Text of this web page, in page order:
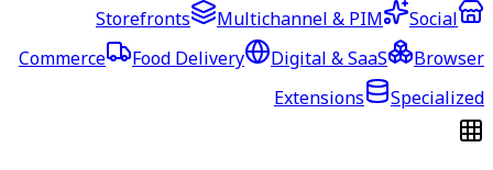
Storefronts
Multichannel & PIM
Social
Commerce
Food Delivery Digital & SaaS
Browser
Extensions
Specialized